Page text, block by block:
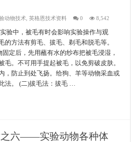
动物技术 ,英格恩技术资料 0 8,542
验中，被毛有时会影响实验操作与观
的方法有剪毛、拔毛、剃毛和脱毛等。
定后，先用蘸有水的纱布把被毛浸湿，
毛。不可用手提起被毛，以免剪破皮肤。
，防止到处飞扬。给狗、羊等动物采血或
法。 (二)拔毛法：拔毛 …
之六——实验动物各种体